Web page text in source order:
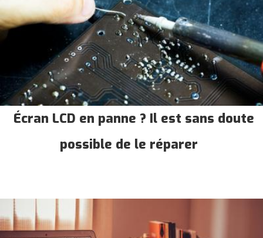
Écran LCD en panne ? Il est sans doute
possible de le réparer